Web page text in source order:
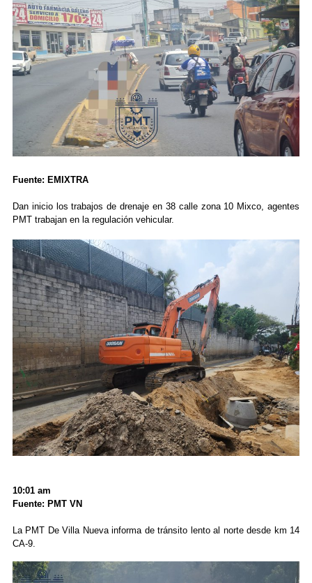
Fuente: EMIXTRA
Dan inicio los trabajos de drenaje en 38 calle zona 10 Mixco, agentes
PMT trabajan en la regulación vehicular.
10:01 am
Fuente: PMT VN
La PMT De Villa Nueva informa de tránsito lento al norte desde km 14
CA-9.